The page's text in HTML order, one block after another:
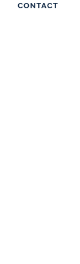
CONTACT